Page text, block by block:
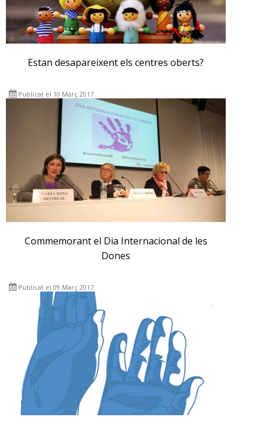
Estan desapareixent els centres oberts?
Publicat el 10 Març 2017
Commemorant el Dia Internacional de les
Dones
Publicat el 09 Març 2017